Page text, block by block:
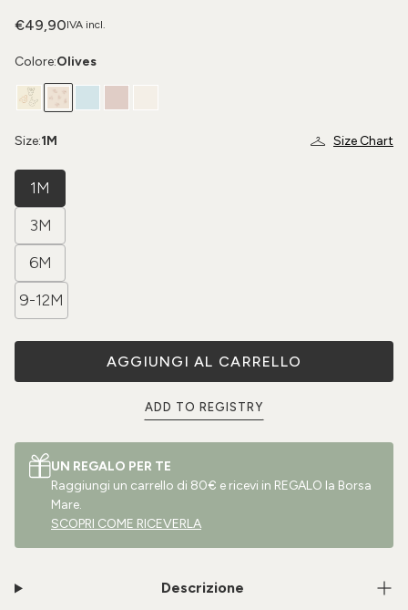
IVA incl.
€49,90
Colore:Olives
Size Chart
Size:1M
1M
3M
6M
9-12M
AGGIUNGI AL CARRELLO
ADD TO REGISTRY
UN REGALO PER TE
Raggiungi un carrello di 80€ e ricevi in REGALO la Borsa
Mare.
SCOPRI COME RICEVERLA
Descrizione